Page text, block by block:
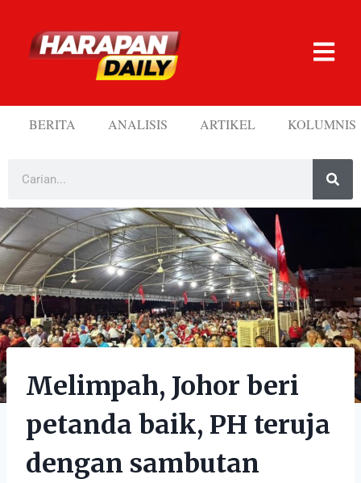
BERITA ANALISIS ARTIKEL KOLUMNIS
Melimpah, Johor beri
petanda baik, PH teruja
dengan sambutan